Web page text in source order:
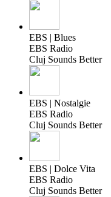
EBS | Blues
EBS Radio
Cluj Sounds Better
EBS | Nostalgie
EBS Radio
Cluj Sounds Better
EBS | Dolce Vita
EBS Radio
Cluj Sounds Better